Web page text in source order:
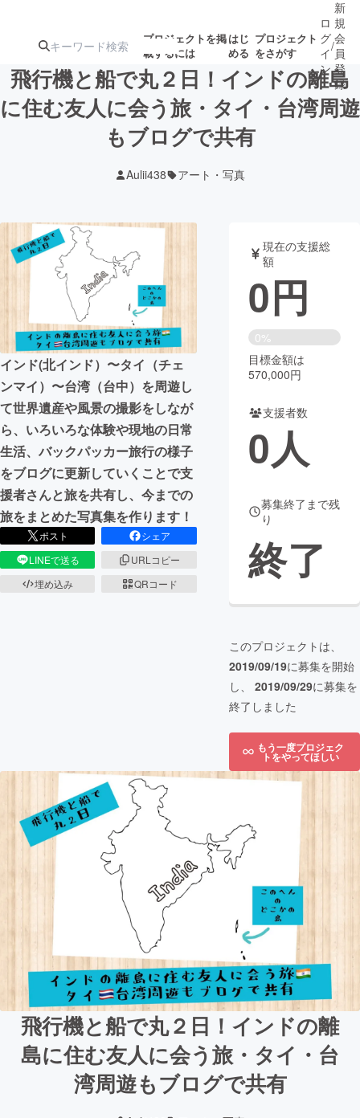
プロジェクトを掲
載するには
はじ
める
プロジェクト
をさがす
注目のリ 注目の新着プロ募集終了が近いプ
テクノロジー・ガジェット
映像・映画 書籍・雑誌
ビジネス・起業 チャレンジ
まちづくり・地域活性化
CAMPFIRE for Social Good
CAMPFIRE Creation
CAMPFIREふるさと納税 machi-ya コミュニティ
ロ
グ
イ
ン
/
新
規
会
員
登
録
飛行機と船で丸２日！インドの離島
に住む友人に会う旅・タイ・台湾周遊
もブログで共有
Aulii438 アート・写真
インド(北インド）〜タイ（チェ
ンマイ）〜台湾（台中）を周遊し
て世界遺産や風景の撮影をしなが
ら、いろいろな体験や現地の日常
生活、バックパッカー旅行の様子
をブログに更新していくことで支
援者さんと旅を共有し、今までの
旅をまとめた写真集を作ります！
ポスト
シェア
LINEで送る
URLコピー
埋め込み
QRコード
現在の支援総
額
0円
0%
目標金額は
570,000円
支援者数
0人
募集終了まで残
り
終了
このプロジェクトは、
2019/09/19に募集を開始
し、 2019/09/29に募集を
終了しました
もう一度プロジェク
トをやってほしい
飛行機と船で丸２日！インドの離
島に住む友人に会う旅・タイ・台
湾周遊もブログで共有